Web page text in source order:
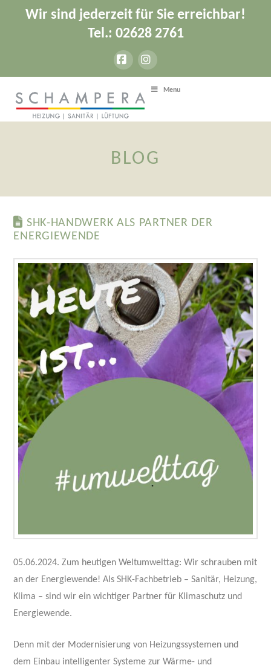
Wir sind jederzeit für Sie erreichbar!
Tel.: 02628 2761
FacebookInstagram
Menu
BLOG
SHK-HANDWERK ALS PARTNER DER
ENERGIEWENDE
05.06.2024. Zum heutigen Weltumwelttag: Wir schrauben mit
an der Energiewende! Als SHK-Fachbetrieb – Sanitär, Heizung,
Klima – sind wir ein wichtiger Partner für Klimaschutz und
Energiewende.
Denn mit der Modernisierung von Heizungssystemen und
dem Einbau intelligenter Systeme zur Wärme- und